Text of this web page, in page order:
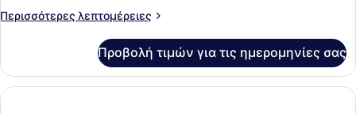
Περισσότερες λεπτομέρειες
Περισσότερες
Προβολή τιμών για τις ημερομηνίες σας